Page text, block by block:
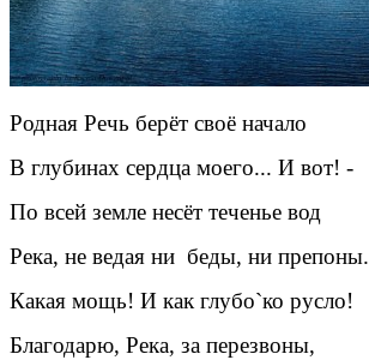
Родная Речь берёт своё начало
В глубинах сердца моего... И вот! -
По всей земле несёт теченье вод
Река, не ведая ни беды, ни препоны.
Какая мощь! И как глубо`ко русло!
Благодарю, Река, за перезвоны,